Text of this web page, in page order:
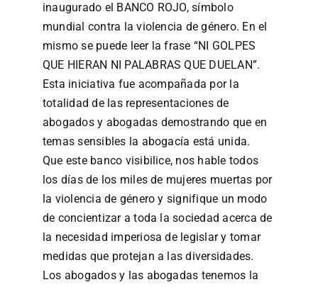
inaugurado el BANCO ROJO, símbolo
mundial contra la violencia de género. En el
mismo se puede leer la frase “NI GOLPES
QUE HIERAN NI PALABRAS QUE DUELAN”.
Esta iniciativa fue acompañada por la
totalidad de las representaciones de
abogados y abogadas demostrando que en
temas sensibles la abogacía está unida.
Que este banco visibilice, nos hable todos
los días de los miles de mujeres muertas por
la violencia de género y signifique un modo
de concientizar a toda la sociedad acerca de
la necesidad imperiosa de legislar y tomar
medidas que protejan a las diversidades.
Los abogados y las abogadas tenemos la